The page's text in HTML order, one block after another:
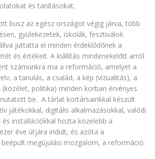
és tanításokat.
busz az egész országot végig járva, több
gyülekezetek, iskolák, fesztiválok
juttatta el minden érdeklődőnek a
és értékeit. A kiállítás mindenekelőtt arról
számunkra ma a reformáció, amelyet a
a tanulás, a család, a kép (vizualitás), a
(közélet, politika) minden korban érvényes
be. A tárlat kortársainkkal készült
játékokkal, digitális alkalmazásokkal, valódi
és installációkkal hozta közelebb a
éve útjára indult, és azóta a
megújulási mozgalom, a reformáció